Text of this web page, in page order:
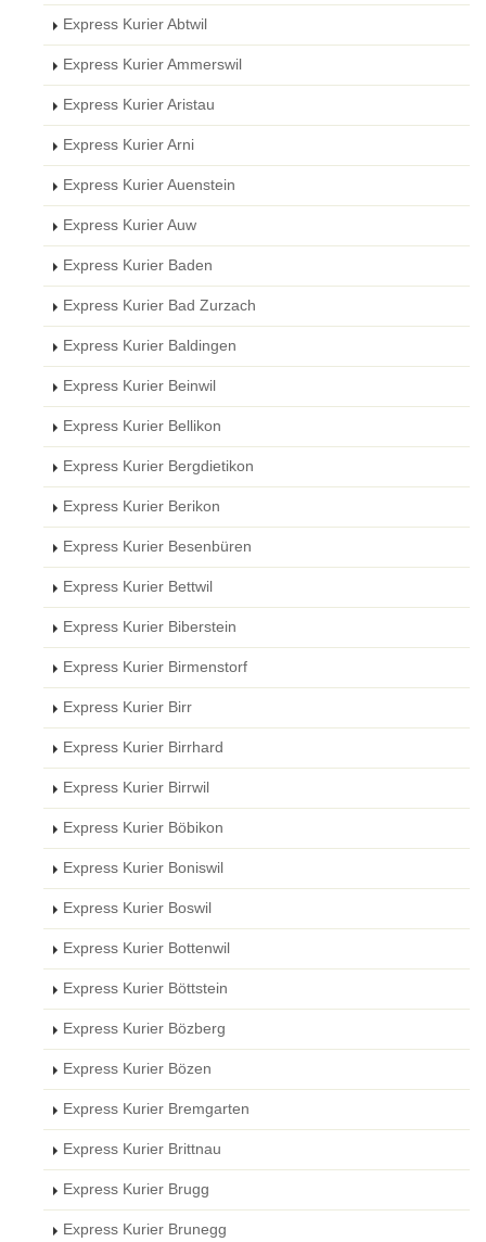
Express Kurier Abtwil
Express Kurier Ammerswil
Express Kurier Aristau
Express Kurier Arni
Express Kurier Auenstein
Express Kurier Auw
Express Kurier Baden
Express Kurier Bad Zurzach
Express Kurier Baldingen
Express Kurier Beinwil
Express Kurier Bellikon
Express Kurier Bergdietikon
Express Kurier Berikon
Express Kurier Besenbüren
Express Kurier Bettwil
Express Kurier Biberstein
Express Kurier Birmenstorf
Express Kurier Birr
Express Kurier Birrhard
Express Kurier Birrwil
Express Kurier Böbikon
Express Kurier Boniswil
Express Kurier Boswil
Express Kurier Bottenwil
Express Kurier Böttstein
Express Kurier Bözberg
Express Kurier Bözen
Express Kurier Bremgarten
Express Kurier Brittnau
Express Kurier Brugg
Express Kurier Brunegg